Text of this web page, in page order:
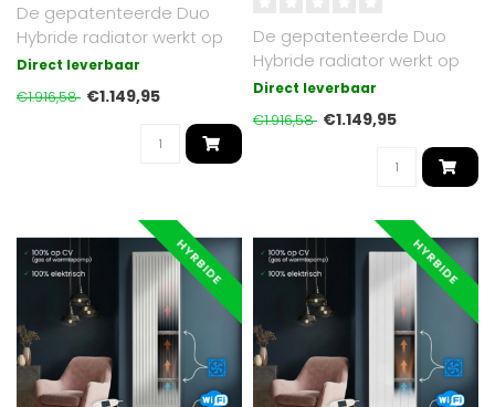
De gepatenteerde Duo
Hybride radiator werkt op
cv of elektrisch. Luxe Mat
Direct leverbaar
€1.916,58 €1.149,95
De gepatenteerde Duo
Hybride radiator werkt op
cv of elektrisch. Mat Zwart
Direct leverbaar
€1.916,58 €1.149,95
HYRBIDE HYRBIDE